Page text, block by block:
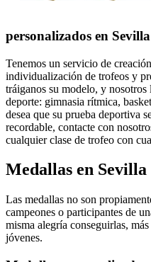
personalizados en Sevilla
Tenemos un servicio de
individualización de trofeos y
tráiganos su modelo, y
deporte: gimnasia rítmica,
desea que su prueba deportiva
recordable, contacte con
cualquier clase de trofeo con
Medallas en Sevilla
Las medallas no son
campeones o participantes de
misma alegría conseguirlas,
jóvenes.